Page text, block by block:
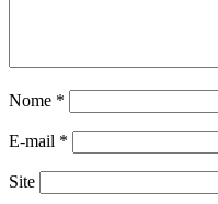
Nome *
E-mail *
Site